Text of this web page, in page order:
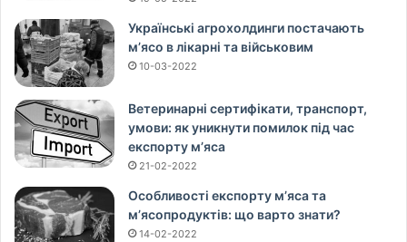
Українські агрохолдинги постачають
м’ясо в лікарні та військовим
10-03-2022
Ветеринарні сертифікати, транспорт,
умови: як уникнути помилок під час
експорту м’яса
21-02-2022
Особливості експорту м’яса та
м’ясопродуктів: що варто знати?
14-02-2022